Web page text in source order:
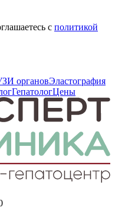
с политикой
органовЭластография
ГепатологЦены